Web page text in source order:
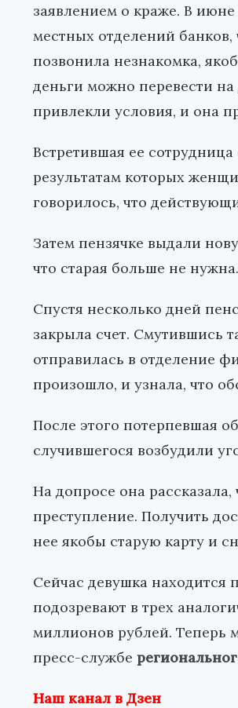
заявлением о краже. В
местных отделений банков,
позвонила незнакомка,
деньги можно перевести
привлекли условия, и она
Встретившая ее
результатам которых
говорилось, что
Затем пензячке выдали
что старая больше не нужна.
Спустя несколько дней
закрыла счет. Смутившись
отправилась в отделение
произошло, и узнала, что
После этого потерпевшая
случившегося возбудили
На допросе она
преступление. Получить
нее якобы старую карту и
Сейчас девушка
подозревают в трех
миллионов рублей. Теперь
пресс-службе
Наш канал в Дзен